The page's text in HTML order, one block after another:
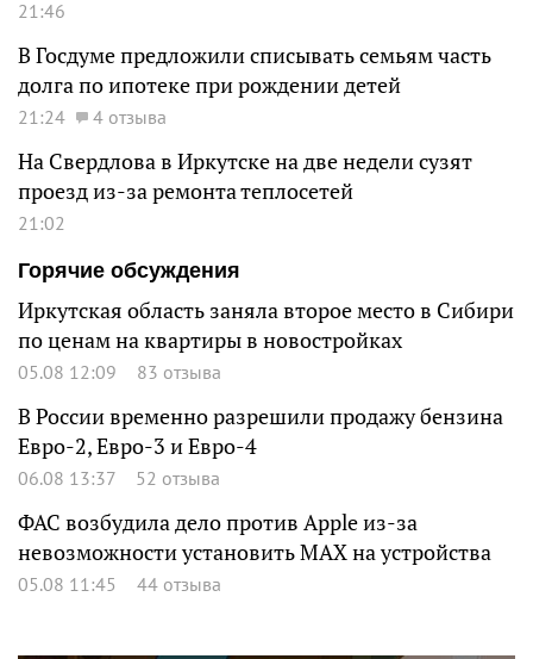
21:46
В Госдуме предложили списывать семьям часть
долга по ипотеке при рождении детей
21:24 4 отзыва
На Свердлова в Иркутске на две недели сузят
проезд из-за ремонта теплосетей
21:02
Горячие обсуждения
Иркутская область заняла второе место в Сибири
по ценам на квартиры в новостройках
05.08 12:09 83 отзыва
В России временно разрешили продажу бензина
Евро-2, Евро-3 и Евро-4
06.08 13:37 52 отзыва
ФАС возбудила дело против Apple из-за
невозможности установить MAX на устройства
05.08 11:45 44 отзыва